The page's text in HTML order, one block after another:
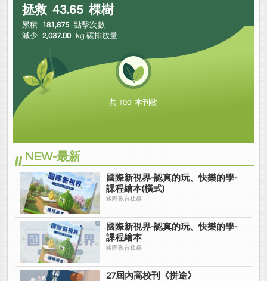
拯救 43.65 棵樹
累積 181,875 點擊次數
減少 2,037.00 kg 碳排放量
共 100 本刊物
NEW-最新
國際新視界-認真的玩、快樂的學-
課程繪本(橫式)
國際教育社群
國際新視界-認真的玩、快樂的學-
課程繪本
國際教育社群
27屆內高校刊《拼途》